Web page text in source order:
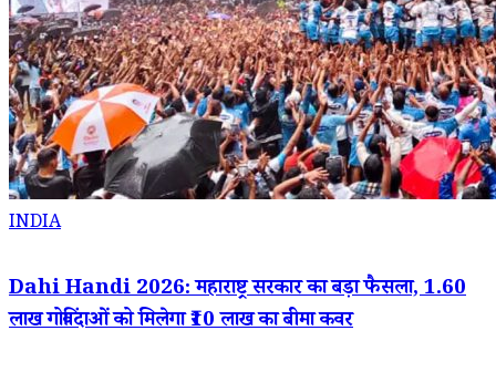
INDIA
Dahi Handi 2026: महाराष्ट्र सरकार का बड़ा फैसला, 1.60
लाख गोविंदाओं को मिलेगा ₹10 लाख का बीमा कवर